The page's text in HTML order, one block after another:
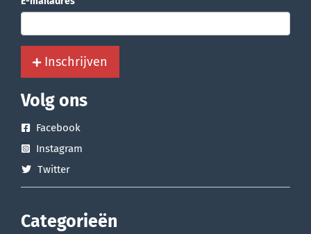
Inschrijven
Volg ons
Facebook
Instagram
Twitter
Categorieën